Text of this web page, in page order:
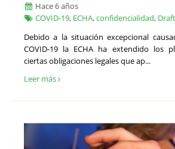
Hace 6 años
COVID-19, ECHA,confidencialidad,
Debido a la situación excepcional
COVID-19 la ECHA ha extendido los
ciertas obligaciones legales que ap...
Leer más